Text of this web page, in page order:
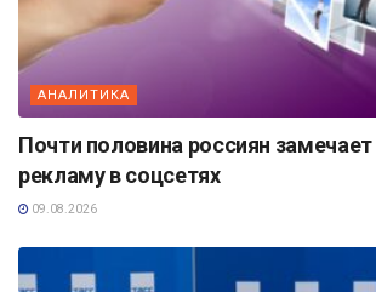
АНАЛИТИКА
Почти половина россиян
рекламу в соцсетях
09.08.2026